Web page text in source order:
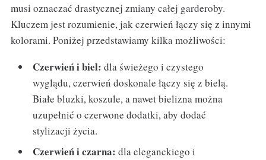
musi oznaczać drastycznej zmiany całej garderoby.
Kluczem jest rozumienie, jak czerwień łączy się z innymi
kolorami. Poniżej przedstawiamy kilka możliwości:
Czerwień i biel: dla świeżego i czystego
wyglądu, czerwień doskonale łączy się z bielą.
Białe bluzki, koszule, a nawet bielizna można
uzupełnić o czerwone dodatki, aby dodać
stylizacji życia.
Czerwień i czarna: dla eleganckiego i